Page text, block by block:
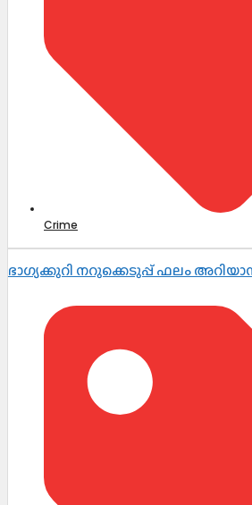
Crime
ഭാഗ്യക്കുറി നറുക്കെടുപ്പ് ഫലം